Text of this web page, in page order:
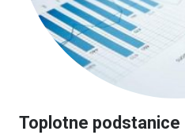
Toplotne